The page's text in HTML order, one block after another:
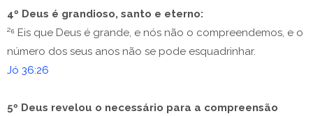
4º Deus é grandioso, santo e eterno:
²⁶ Eis que Deus é grande, e nós não o compreendemos, e o
número dos seus anos não se pode esquadrinhar.
Jó 36:26
5º Deus revelou o necessário para a compreensão